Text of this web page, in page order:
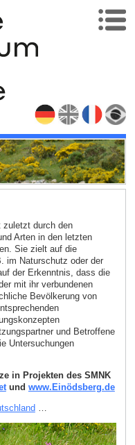
durch den
Arten in den letzten
Sie zielt auf die
im Naturschutz oder der
der Erkenntnis, dass die
mit ihr verbundenen
Bevölkerung von
und Betroffene
Untersuchungen
in Projekten des SMNK
und www.Einödsberg.de
…